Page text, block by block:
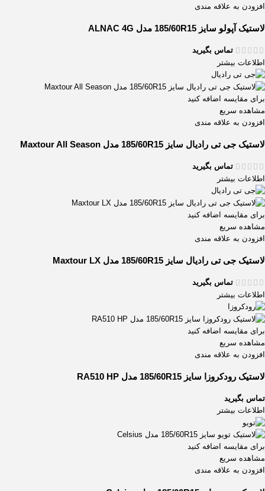
افزودن به علاقه مندی
لاستیک آپولو سایز 185/60R15 مدل ALNAC 4G
تماس بگیرید
اطلاعات بیشتر
برای مقایسه اضافه کنید
مشاهده سریع
افزودن به علاقه مندی
لاستیک جی تی رادیال سایز 185/60R15 مدل Maxtour All Season
تماس بگیرید
اطلاعات بیشتر
برای مقایسه اضافه کنید
مشاهده سریع
افزودن به علاقه مندی
لاستیک جی تی رادیال سایز 185/60R15 مدل Maxtour LX
تماس بگیرید
اطلاعات بیشتر
برای مقایسه اضافه کنید
مشاهده سریع
افزودن به علاقه مندی
لاستیک رودکروزا سایز 185/60R15 مدل RA510 HP
تماس بگیرید
اطلاعات بیشتر
برای مقایسه اضافه کنید
مشاهده سریع
افزودن به علاقه مندی